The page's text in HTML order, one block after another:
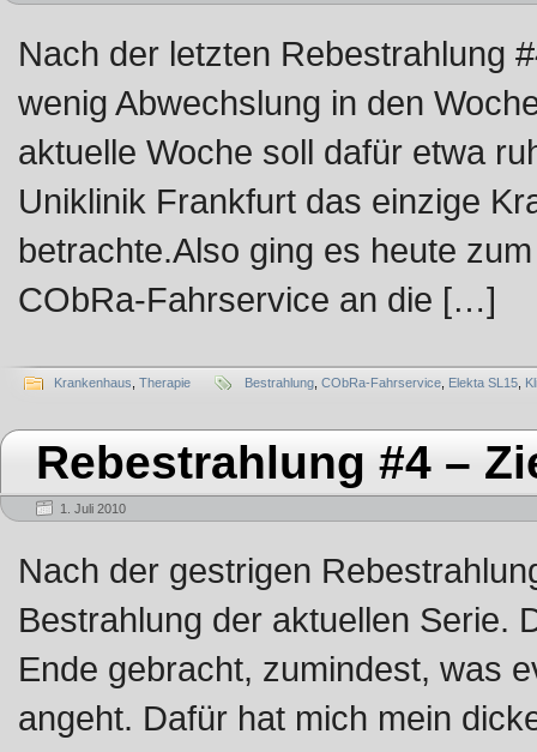
Nach der letzten Rebestrahlung
wenig Abwechslung in den
aktuelle Woche soll dafür etwa
Uniklinik Frankfurt das einzige
betrachte.Also ging es heute
CObRa-Fahrservice an die […]
Krankenhaus Therapie Bestrahlung CObRa-Fahrservice Elekta SL15
Rebestrahlung #4 –
1. Juli 2010
Nach der gestrigen
Bestrahlung der aktuellen Serie.
Ende gebracht, zumindest, was
angeht. Dafür hat mich mein